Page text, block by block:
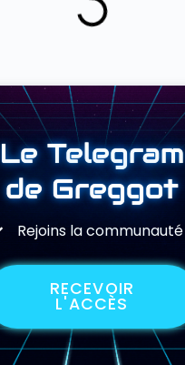
Le Telegram
de Greggot
Rejoins la communauté
RECEVOIR
L'ACCÈS